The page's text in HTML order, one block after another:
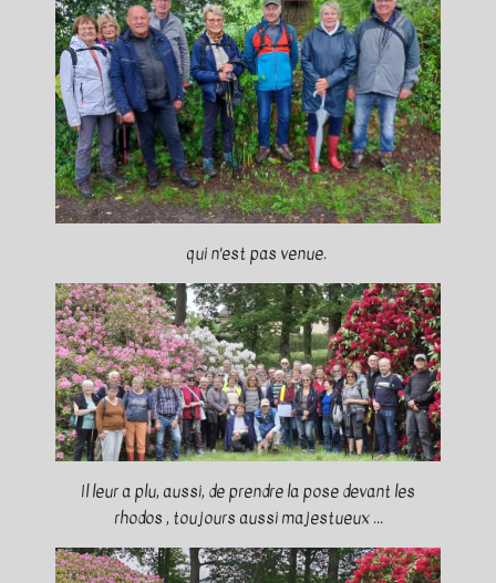
qui n'est pas venue.
Il leur a plu, aussi, de prendre la pose devant les
rhodos , toujours aussi majestueux ...